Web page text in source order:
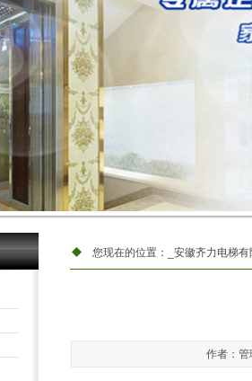
您现在的位置： _安徽齐力电梯
作者：